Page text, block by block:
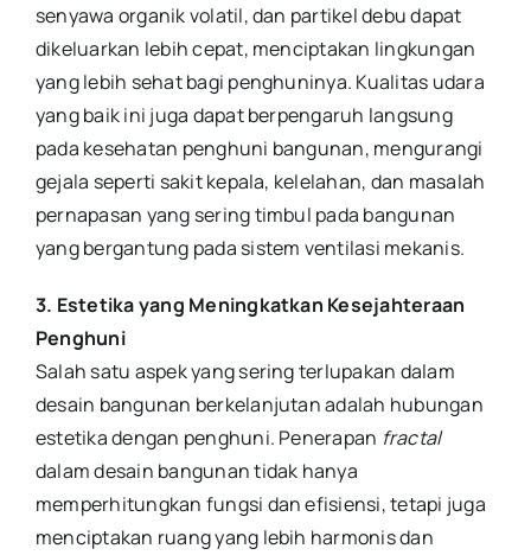
senyawa organik volatil, dan partikel debu dapat
dikeluarkan lebih cepat, menciptakan lingkungan
yang lebih sehat bagi penghuninya. Kualitas udara
yang baik ini juga dapat berpengaruh langsung
pada kesehatan penghuni bangunan, mengurangi
gejala seperti sakit kepala, kelelahan, dan masalah
pernapasan yang sering timbul pada bangunan
yang bergantung pada sistem ventilasi mekanis.
3. Estetika yang Meningkatkan Kesejahteraan
Penghuni
Salah satu aspek yang sering terlupakan dalam
desain bangunan berkelanjutan adalah hubungan
estetika dengan penghuni. Penerapan fractal
dalam desain bangunan tidak hanya
memperhitungkan fungsi dan efisiensi, tetapi juga
menciptakan ruang yang lebih harmonis dan